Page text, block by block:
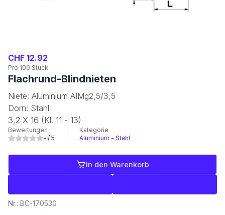
CHF 12.92
Pro 100 Stück
Flachrund-Blindnieten
Niete: Aluminium AIMg2,5/3,5
Dorn: Stahl
3,2 X 16 (Kl. 11 - 13)
Bewertungen
- / 5
Kategorie
Aluminium - Stahl
In den Warenkorb
Nr.: BC-170530